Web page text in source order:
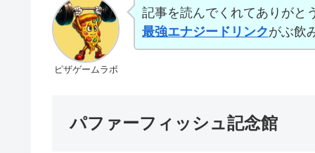
ピザゲームラボ
記事を読んでくれてありがと
最強エナジードリンクがぶ飲
パファーフィッシュ記念館